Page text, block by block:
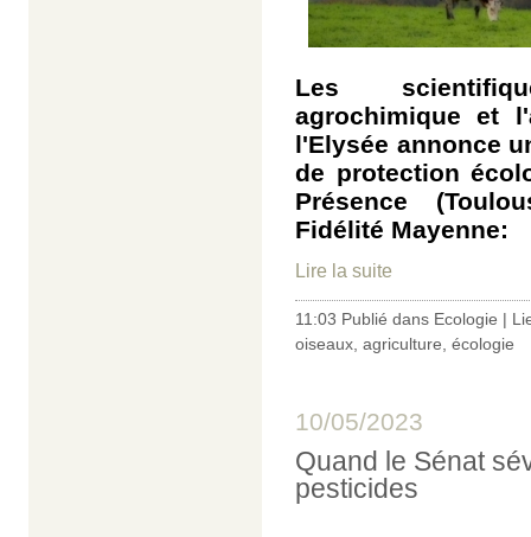
Les
agrochimique et
l'Elysée annonce
de protection
Présence
Fidélité Mayenne:
Lire la suite
11:03 Publié dans Ecologie |
oiseaux, agriculture, écologie
10/05/2023
Quand le Sénat
pesticides